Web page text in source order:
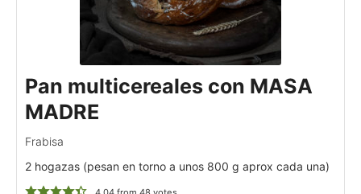
Pan multicereales con MASA
MADRE
Frabisa
2 hogazas (pesan en torno a unos 800 g aprox cada una)